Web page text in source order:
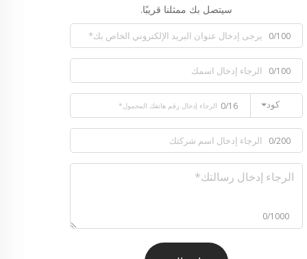
سيتصل بك ممثلنا قريبًا.
0/100
0/100
كود 0/16
0/200
0/1000